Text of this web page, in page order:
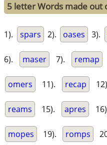
5 letter Words made out
1). spars 2). oases 3).
6). maser 7). remap
omers 11). recap
reams 15). apres
mopes 19). romps